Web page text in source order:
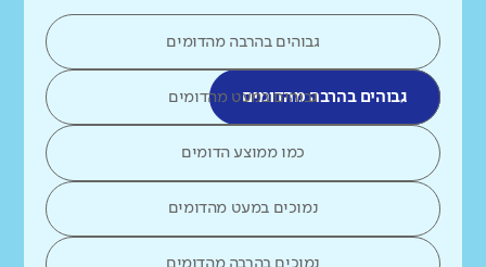
גבוהים בהרבה מהדומים
גבוהים בהרבה מהדומיםגבוהים במעט מהדומים
כמו ממוצע הדומים
נמוכים במעט מהדומים